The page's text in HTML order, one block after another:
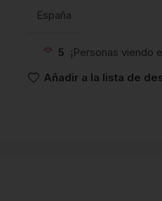
España
5 ¡Personas viendo
Añadir a la lista de